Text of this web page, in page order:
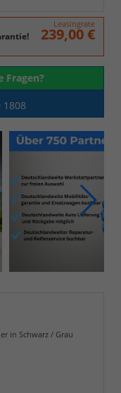
Leasingrate
239,00 €
Fragen?
in Schwarz / Grau